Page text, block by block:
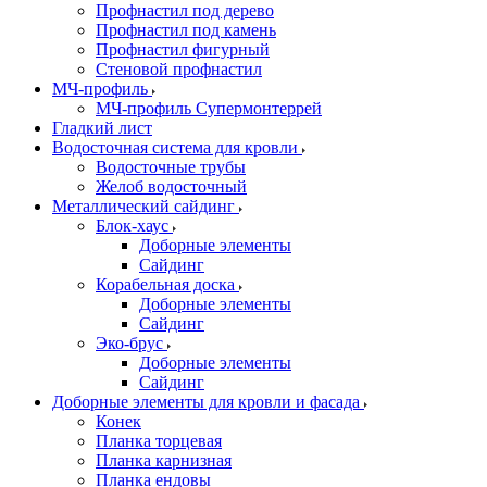
Профнастил под дерево
Профнастил под камень
Профнастил фигурный
Стеновой профнастил
МЧ-профиль
МЧ-профиль Супермонтеррей
Гладкий лист
Водосточная система для кровли
Водосточные трубы
Желоб водосточный
Металлический сайдинг
Блок-хаус
Доборные элементы
Сайдинг
Корабельная доска
Доборные элементы
Сайдинг
Эко-брус
Доборные элементы
Сайдинг
Доборные элементы для кровли и фасада
Конек
Планка торцевая
Планка карнизная
Планка ендовы